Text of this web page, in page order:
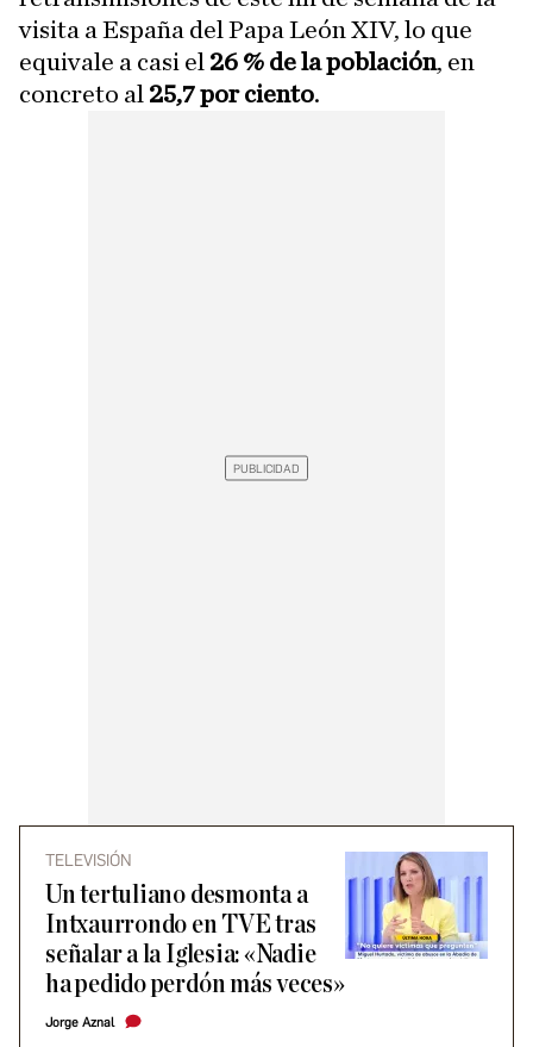
visita a España del Papa León XIV, lo que
equivale a casi el 26 % de la población, en
concreto al 25,7 por ciento.
TELEVISIÓN
Un tertuliano desmonta a
Intxaurrondo en TVE tras
señalar a la Iglesia: «Nadie
ha pedido perdón más veces»
Jorge Aznal